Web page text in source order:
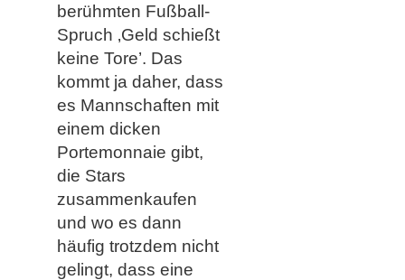
berühmten Fußball-
Spruch ‚Geld schießt
keine Tore’. Das
kommt ja daher, dass
es Mannschaften mit
einem dicken
Portemonnaie gibt,
die Stars
zusammenkaufen
und wo es dann
häufig trotzdem nicht
gelingt, dass eine